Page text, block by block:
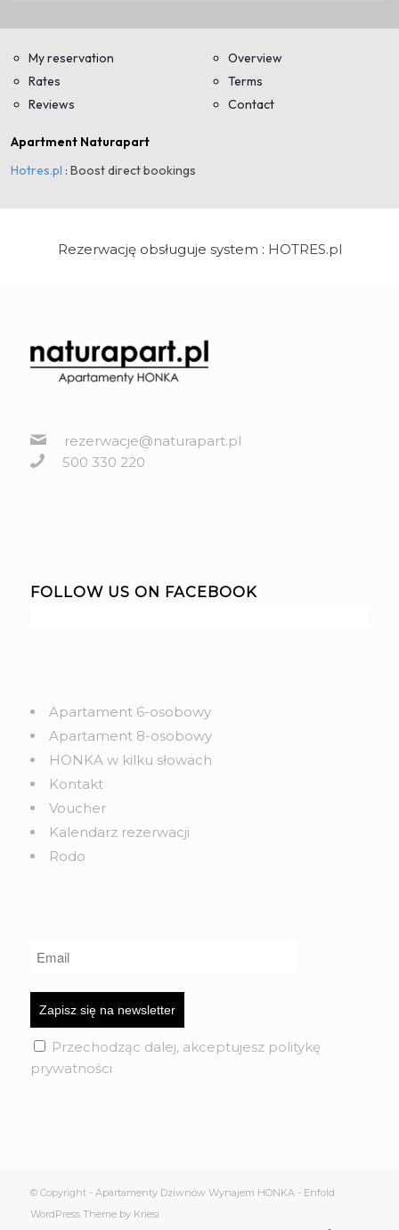
Rezerwację obsługuje system : HOTRES.pl
rezerwacje@naturapart.pl
500 330 220
FOLLOW US ON FACEBOOK
Apartament 6-osobowy
Apartament 8-osobowy
HONKA w kilku słowach
Kontakt
Voucher
Kalendarz rezerwacji
Rodo
Przechodząc dalej, akceptujesz politykę
prywatności
© Copyright - Apartamenty Dziwnów Wynajem HONKA - Enfold
WordPress Theme by Kriesi